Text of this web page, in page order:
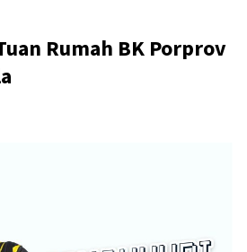
Rumah BK Porprov